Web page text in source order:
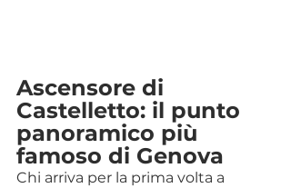
Ascensore di
Castelletto: il punto
panoramico più
famoso di Genova
Chi arriva per la prima volta a